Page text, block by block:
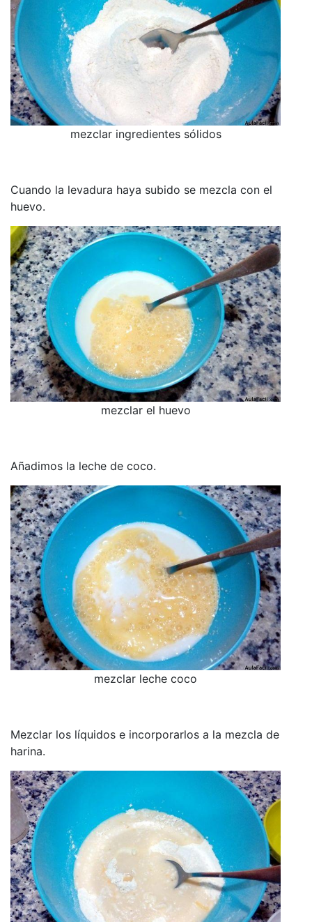
mezclar ingredientes sólidos
Cuando la levadura haya subido se mezcla con el
huevo.
mezclar el huevo
Añadimos la leche de coco.
mezclar leche coco
Mezclar los líquidos e incorporarlos a la mezcla de
harina.